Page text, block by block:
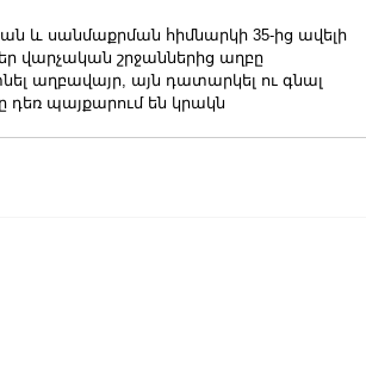
և սանմաքրման հիմնարկի 35-ից ավելի
վարչական շրջաններից աղբը
աղբավայր, այն դատարկել ու գնալ
դեռ պայքարում են կրակն